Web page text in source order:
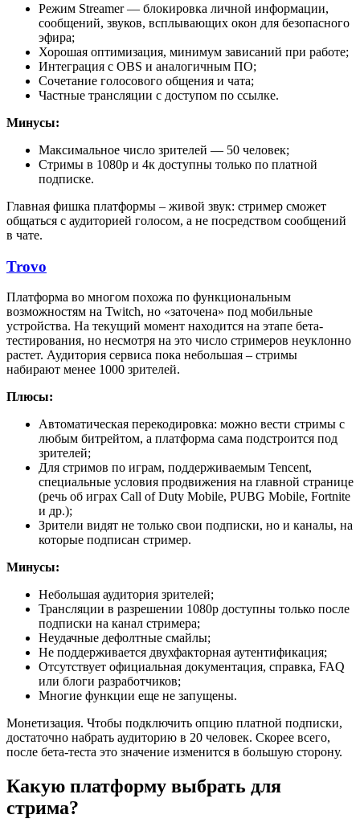
Режим Streamer — блокировка личной информации,
сообщений, звуков, всплывающих окон для безопасного
эфира;
Хорошая оптимизация, минимум зависаний при работе;
Интеграция с OBS и аналогичным ПО;
Сочетание голосового общения и чата;
Частные трансляции с доступом по ссылке.
Минусы:
Максимальное число зрителей — 50 человек;
Стримы в 1080р и 4к доступны только по платной
подписке.
Главная фишка платформы – живой звук: стример сможет
общаться с аудиторией голосом, а не посредством сообщений
в чате.
Trovo
Платформа во многом похожа по функциональным
возможностям на Twitch, но «заточена» под мобильные
устройства. На текущий момент находится на этапе бета-
тестирования, но несмотря на это число стримеров неуклонно
растет. Аудитория сервиса пока небольшая – стримы
набирают менее 1000 зрителей.
Плюсы:
Автоматическая перекодировка: можно вести стримы с
любым битрейтом, а платформа сама подстроится под
зрителей;
Для стримов по играм, поддерживаемым Tencent,
специальные условия продвижения на главной странице
(речь об играх Call of Duty Mobile, PUBG Mobile, Fortnite
и др.);
Зрители видят не только свои подписки, но и каналы, на
которые подписан стример.
Минусы:
Небольшая аудитория зрителей;
Трансляции в разрешении 1080р доступны только после
подписки на канал стримера;
Неудачные дефолтные смайлы;
Не поддерживается двухфакторная аутентификация;
Отсутствует официальная документация, справка, FAQ
или блоги разработчиков;
Многие функции еще не запущены.
Монетизация. Чтобы подключить опцию платной подписки,
достаточно набрать аудиторию в 20 человек. Скорее всего,
после бета-теста это значение изменится в большую сторону.
Какую платформу выбрать для
стрима?